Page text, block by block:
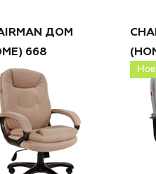
ДОМ
668